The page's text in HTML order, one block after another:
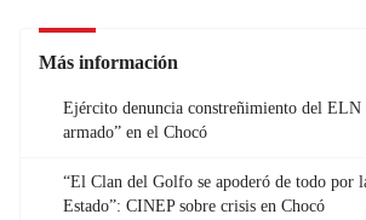
Más información
Ejército denuncia constreñimiento del ELN
armado” en el Chocó
“El Clan del Golfo se apoderó de todo por
Estado”: CINEP sobre crisis en Chocó